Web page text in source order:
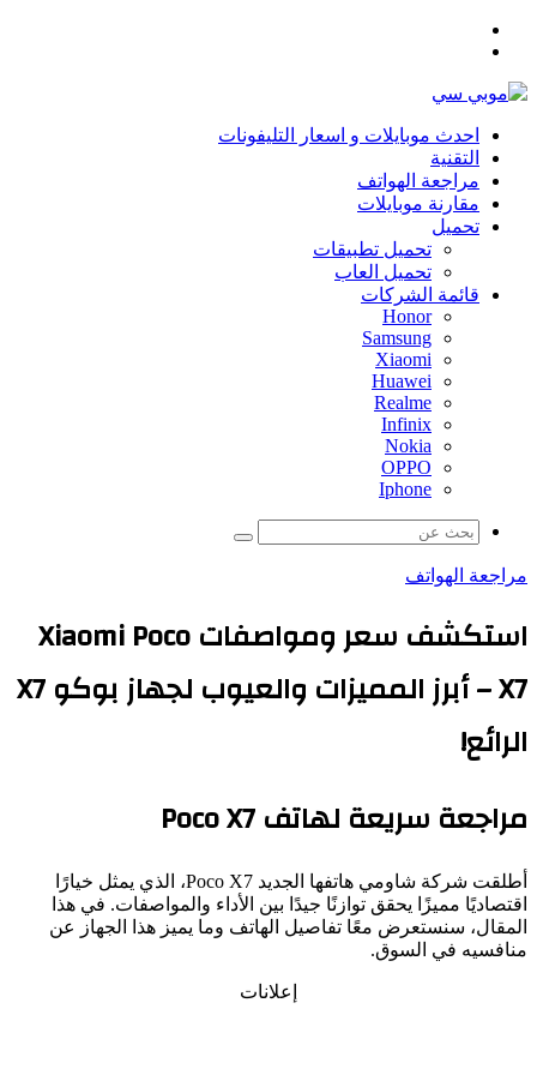
احدث موبايلات و اسعار التليفونات
التقنية
مراجعة الهواتف
مقارنة موبايلات
تحميل
تحميل تطبيقات
تحميل العاب
قائمة الشركات
Honor
Samsung
Xiaomi
Huawei
Realme
Infinix
Nokia
OPPO
Iphone
بحث
مراجعة الهواتف
استكشف سعر ومواصفات Xiaomi Poco
X7 – أبرز المميزات والعيوب لجهاز بوكو X7
الرائع!
مراجعة سريعة لهاتف Poco X7
أطلقت شركة شاومي هاتفها الجديد Poco X7، الذي يمثل خيارًا
اقتصاديًا مميزًا يحقق توازنًا جيدًا بين الأداء والمواصفات. في هذا
المقال، سنستعرض معًا تفاصيل الهاتف وما يميز هذا الجهاز عن
منافسيه في السوق.
إعلانات